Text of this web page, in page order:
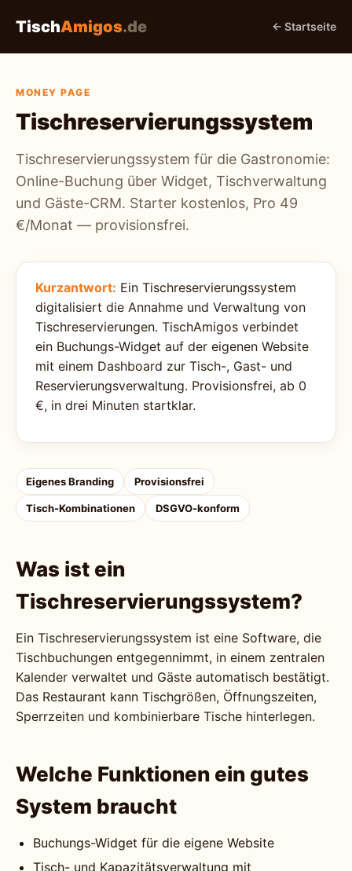
TischAmigos.de ← Startseite
MONEY PAGE
Tischreservierungssystem
Tischreservierungssystem für die Gastronomie:
Online-Buchung über Widget, Tischverwaltung
und Gäste-CRM. Starter kostenlos, Pro 49
€/Monat — provisionsfrei.
Kurzantwort: Ein Tischreservierungssystem
digitalisiert die Annahme und Verwaltung von
Tischreservierungen. TischAmigos verbindet
ein Buchungs-Widget auf der eigenen Website
mit einem Dashboard zur Tisch-, Gast- und
Reservierungsverwaltung. Provisionsfrei, ab 0
€, in drei Minuten startklar.
Eigenes Branding Provisionsfrei
Tisch-Kombinationen DSGVO-konform
Was ist ein
Tischreservierungssystem?
Ein Tischreservierungssystem ist eine Software, die
Tischbuchungen entgegennimmt, in einem zentralen
Kalender verwaltet und Gäste automatisch bestätigt.
Das Restaurant kann Tischgrößen, Öffnungszeiten,
Sperrzeiten und kombinierbare Tische hinterlegen.
Welche Funktionen ein gutes
System braucht
Buchungs-Widget für die eigene Website
Tisch- und Kapazitätsverwaltung mit